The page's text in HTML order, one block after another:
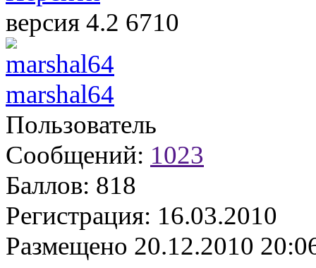
версия 4.2 6710
marshal64
Пользователь
Сообщений: 1023
Баллов: 818
Регистрация: 16.03.2010
Размещено 20.12.2010